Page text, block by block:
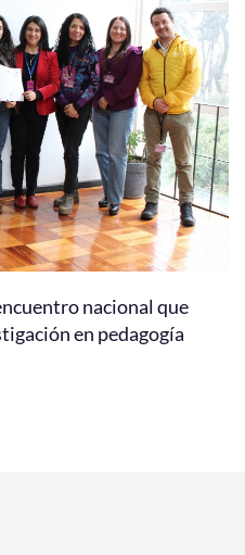
nacional que
en pedagogía